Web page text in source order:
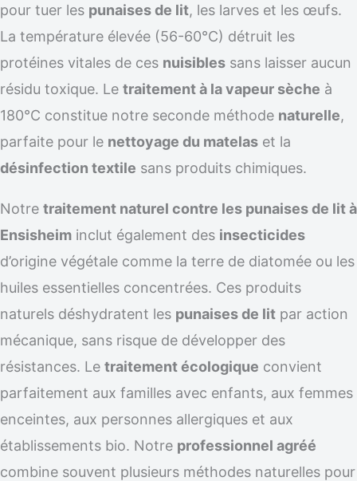
pour tuer les punaises de lit, les larves et les œufs.
La température élevée (56-60°C) détruit les
protéines vitales de ces nuisibles sans laisser aucun
résidu toxique. Le traitement à la vapeur sèche à
180°C constitue notre seconde méthode naturelle,
parfaite pour le nettoyage du matelas et la
désinfection textile sans produits chimiques.
Notre traitement naturel contre les punaises de lit à
Ensisheim inclut également des insecticides
d’origine végétale comme la terre de diatomée ou les
huiles essentielles concentrées. Ces produits
naturels déshydratent les punaises de lit par action
mécanique, sans risque de développer des
résistances. Le traitement écologique convient
parfaitement aux familles avec enfants, aux femmes
enceintes, aux personnes allergiques et aux
établissements bio. Notre professionnel agréé
combine souvent plusieurs méthodes naturelles pour